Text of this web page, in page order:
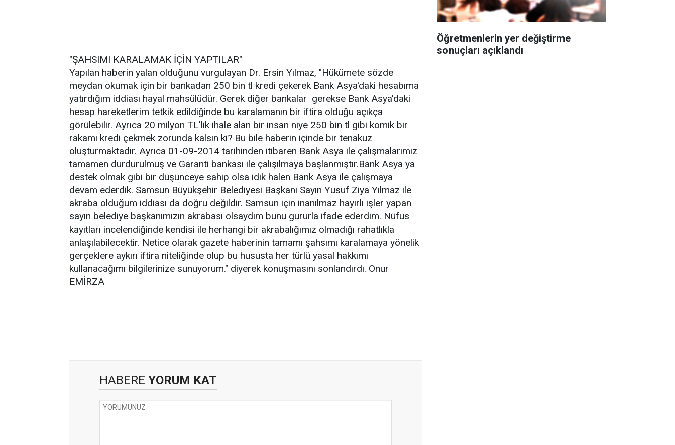
"ŞAHSIMI KARALAMAK İÇİN YAPTILAR"
Yapılan haberin yalan olduğunu vurgulayan Dr. Ersin Yılmaz, "Hükümete sözde
meydan okumak için bir bankadan 250 bin tl kredi çekerek Bank Asya'daki hesabıma
yatırdığım iddiası hayal mahsülüdür. Gerek diğer bankalar gerekse Bank Asya'daki
hesap hareketlerim tetkik edildiğinde bu karalamanın bir iftira olduğu açıkça
görülebilir. Ayrıca 20 milyon TL'lik ihale alan bir insan niye 250 bin tl gibi komik bir
rakamı kredi çekmek zorunda kalsın ki? Bu bile haberin içinde bir tenakuz
oluşturmaktadır. Ayrıca 01-09-2014 tarihinden itibaren Bank Asya ile çalışmalarımız
tamamen durdurulmuş ve Garanti bankası ile çalışılmaya başlanmıştır.Bank Asya ya
destek olmak gibi bir düşünceye sahip olsa idik halen Bank Asya ile çalışmaya
devam ederdik. Samsun Büyükşehir Belediyesi Başkanı Sayın Yusuf Ziya Yılmaz ile
akraba olduğum iddiası da doğru değildir. Samsun için inanılmaz hayırlı işler yapan
sayın belediye başkanımızın akrabası olsaydım bunu gururla ifade ederdim. Nüfus
kayıtları incelendiğinde kendisi ile herhangi bir akrabalığımız olmadığı rahatlıkla
anlaşılabilecektir. Netice olarak gazete haberinin tamamı şahsımı karalamaya yönelik
gerçeklere aykırı iftira niteliğinde olup bu hususta her türlü yasal hakkımı
kullanacağımı bilgilerinize sunuyorum." diyerek konuşmasını sonlandırdı. Onur
EMİRZA
HABERE YORUM KAT
Öğretmenlerin yer değiştirme
sonuçları açıklandı